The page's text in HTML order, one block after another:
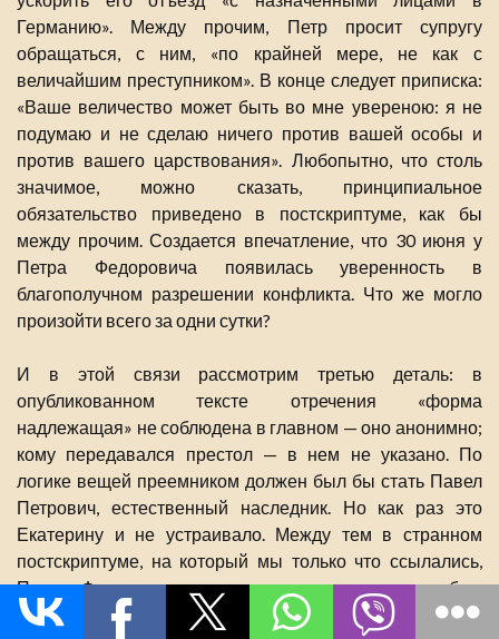
Германию». Между прочим, Петр просит супругу
обращаться, с ним, «по крайней мере, не как с
величайшим преступником». В конце следует приписка:
«Ваше величество может быть во мне увереною: я не
подумаю и не сделаю ничего против вашей особы и
против вашего царствования». Любопытно, что столь
значимое, можно сказать, принципиальное
обязательство приведено в постскриптуме, как бы
между прочим. Создается впечатление, что 30 июня у
Петра Федоровича появилась уверенность в
благополучном разрешении конфликта. Что же могло
произойти всего за одни сутки?
И в этой связи рассмотрим третью деталь: в
опубликованном тексте отречения «форма
надлежащая» не соблюдена в главном — оно анонимно;
кому передавался престол — в нем не указано. По
логике вещей преемником должен был бы стать Павел
Петрович, естественный наследник. Но как раз это
Екатерину и не устраивало. Между тем в странном
постскриптуме, на который мы только что ссылались,
Петр Федорович как о чем-то само собою
разумеющемся заявлял о лояльности в отношении